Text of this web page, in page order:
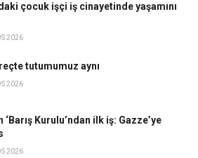
çocuk işçi iş cinayetinde yaşamını
2026
tutumumuz aynı
2026
‘Barış Kurulu’ndan ilk iş: Gazze’ye
2026